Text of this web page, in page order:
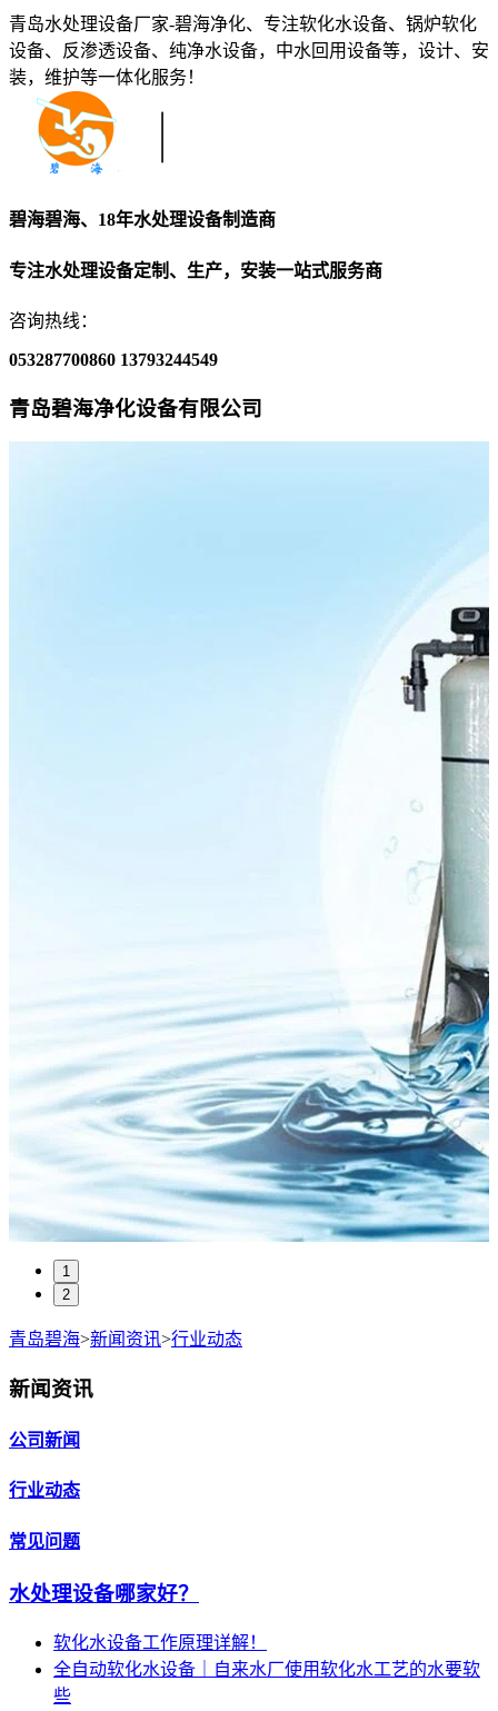
青岛水处理设备厂家-碧海净化、专注软化水设备、锅炉软化
设备、反渗透设备、纯净水设备，中水回用设备等，设计、安
装，维护等一体化服务！
碧海碧海、18年水处理设备制造商
专注水处理设备定制、生产，安装一站式服务商
咨询热线：
053287700860 13793244549
青岛碧海净化设备有限公司
1
2
青岛碧海>新闻资讯>行业动态
新闻资讯
公司新闻
行业动态
常见问题
水处理设备哪家好？
软化水设备工作原理详解！
全自动软化水设备｜自来水厂使用软化水工艺的水要软
些